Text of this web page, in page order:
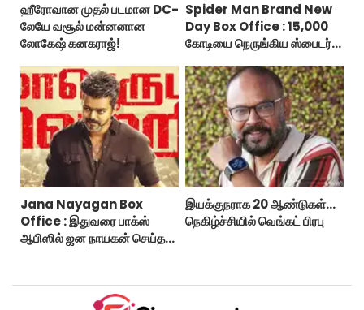
ஹீரோவான முதல் படமான DC-
லேயே வசூல் மன்னனான
லோகேஷ் கனகராஜ்!
Spider Man Brand New
Day Box Office : 15,000
கோடியை நெருங்கிய ஸ்பைடர்
Jana Nayagan Box
Office : இதுவரை பாக்ஸ்
ஆபிஸில் ஜன நாயகன் செய்த
இயக்குநராக 20 ஆண்டுகள்...
நெகிழ்ச்சியில் வெங்கட் பிரபு